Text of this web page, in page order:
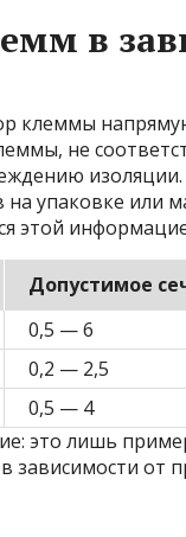
в
клеммы
не
на упаковке или
этой
Допустимое
0,5 — 6
0,2 — 2,5
0,5 — 4
это лишь
в зависимости